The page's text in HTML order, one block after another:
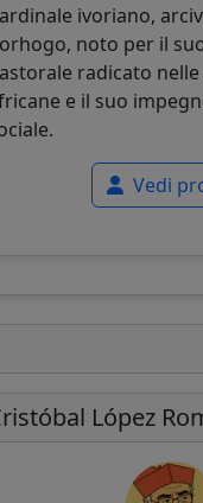
ivoriano,
noto per il
radicato
e il suo
Vedi
López